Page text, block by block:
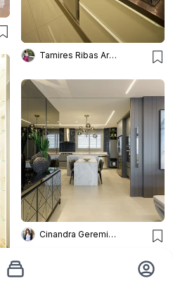
Tamires Ribas Arquitetura
Cinandra Geremia Arquitetura